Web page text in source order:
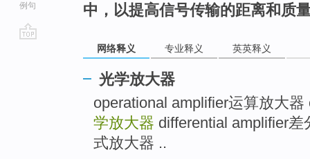
例句
中，以提高信号传输的距离和质
网络释义 专业释义 英英释义
光学放大器
operational amplifier运算放大
学放大器 differential amplifier
式放大器 ..